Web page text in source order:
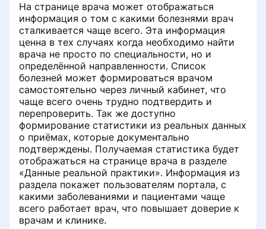
В каких случаях мы запрашиваем
подтверждения по отзывам
Каким документом можно
подтвердить достоверность
отзыва
Как подтвердить онлайн-приём
при проверке отзыва
Как дополнить отзыв
Почему отзыв может быть
отклонен и как его исправить для
повторной отправки
Как найти клинику на портале
ПроДокторов
Как найти клинику по виду услуги
или диагностики на портале
ПроДокторов
Как записаться на анализы в
лабораторию
Раздел «Данные реальной
практики» на странице врача
Как записаться на услугу или
диагностику
На странице врача может отображаться
информация о том с какими болезнями врач
сталкивается чаще всего. Эта информация
ценна в тех случаях когда необходимо найти
врача не просто по специальности, но и
определённой направленности. Список
болезней может формироваться врачом
самостоятельно через личный кабинет, что
чаще всего очень трудно подтвердить и
перепроверить. Так же доступно
формирование статистики из реальных данных
о приёмах, которые документально
подтверждены. Получаемая статистика будет
отображаться на странице врача в разделе
«Данные реальной практики». Информация из
раздела покажет пользователям портала, с
какими заболеваниями и пациентами чаще
всего работает врач, что повышает доверие к
врачам и клинике.